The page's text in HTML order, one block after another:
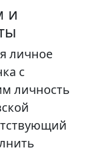
и
личное
с
личность